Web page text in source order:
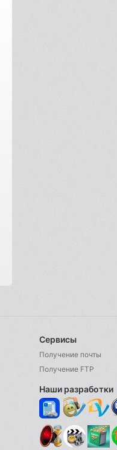
Сервисы
Получение почты
Получение FTP
Наши разработки